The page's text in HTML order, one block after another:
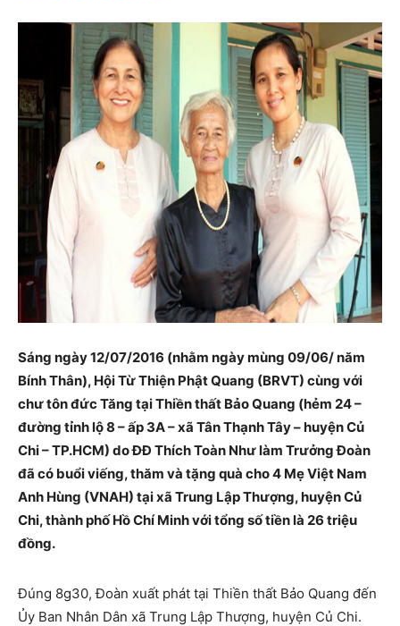
Sáng ngày 12/07/2016 (nhằm ngày mùng 09/06/ năm
Bính Thân), Hội Từ Thiện Phật Quang (BRVT) cùng với
chư tôn đức Tăng tại Thiền thất Bảo Quang (hẻm 24 –
đường tỉnh lộ 8 – ấp 3A – xã Tân Thạnh Tây – huyện Củ
Chi – TP.HCM) do ĐĐ Thích Toàn Như làm Trưởng Đoàn
đã có buổi viếng, thăm và tặng quà cho 4 Mẹ Việt Nam
Anh Hùng (VNAH) tại xã Trung Lập Thượng, huyện Củ
Chi, thành phố Hồ Chí Minh với tổng số tiền là 26 triệu
đồng.
Đúng 8g30, Đoàn xuất phát tại Thiền thất Bảo Quang đến
Ủy Ban Nhân Dân xã Trung Lập Thượng, huyện Củ Chi.